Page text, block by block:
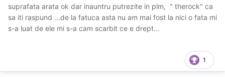
suprafata arata ok dar inauntru putrezite in plm, " therock" ca
sa iti raspund ...de la fatuca asta nu am mai fost la nici o fata mi
s-a luat de ele mi s-a cam scarbit ce e drept...
1